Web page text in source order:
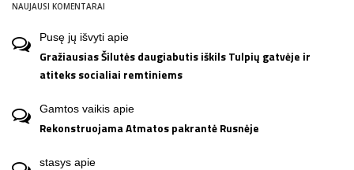
NAUJAUSI KOMENTARAI
Pusę jų išvyti apie
Gražiausias Šilutės daugiabutis iškils Tulpių gatvėje ir
atiteks socialiai remtiniems
Gamtos vaikis apie
Rekonstruojama Atmatos pakrantė Rusnėje
stasys apie